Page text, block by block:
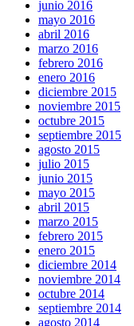
junio 2016
mayo 2016
abril 2016
marzo 2016
febrero 2016
enero 2016
diciembre 2015
noviembre 2015
octubre 2015
septiembre 2015
agosto 2015
julio 2015
junio 2015
mayo 2015
abril 2015
marzo 2015
febrero 2015
enero 2015
diciembre 2014
noviembre 2014
octubre 2014
septiembre 2014
agosto 2014